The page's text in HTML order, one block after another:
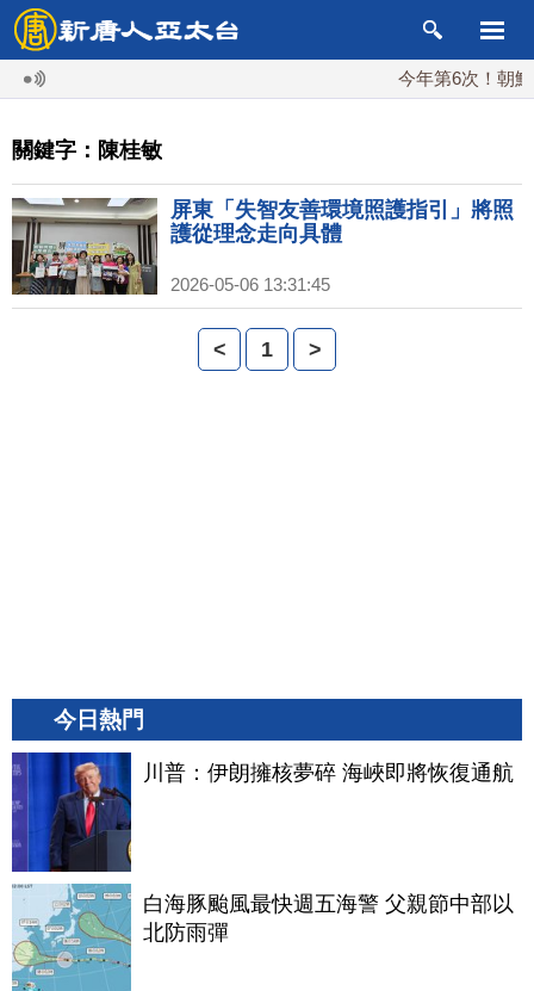
今年第6次！朝鮮
關鍵字：陳桂敏
屏東「失智友善環境照護指引」將照
護從理念走向具體
2026-05-06 13:31:45
< 1 >
今日熱門
川普：伊朗擁核夢碎 海峽即將恢復通航
白海豚颱風最快週五海警 父親節中部以
北防雨彈